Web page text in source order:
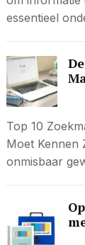
essentieel
Top 10
Moet Kennen
onmisbaar